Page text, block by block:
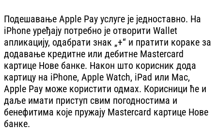
Подешавање Apple Pay услуге је једноставно. На
iPhone уређају потребно је отворити Wallet
апликацију, одабрати знак „+“ и пратити кораке за
додавање кредитне или дебитне Mastercard
картице Нове банке. Након што корисник дода
картицу на iPhone, Apple Watch, iPad или Mac,
Apple Pay може користити одмах. Корисници ће и
даље имати приступ свим погодностима и
бенефитима које пружају Mastercard картице Нове
банке.